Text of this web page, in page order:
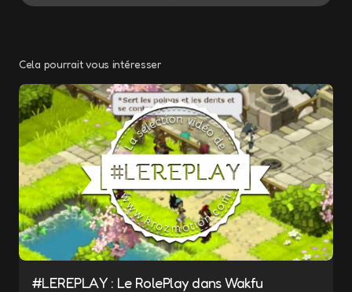
Votre adresse e-mail ne sera pas publiée.
Les champs obligatoires sont indiqués avec
*
Message*
Cela pourrait vous intéresser
#LEREPLAY : Le RolePlay dans Wakfu